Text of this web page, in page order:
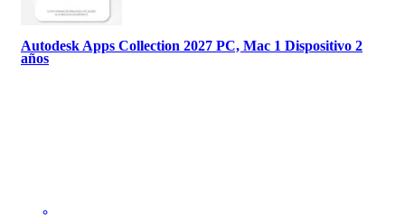
Autodesk Apps Collection 2027 PC, Mac 1 Dispositivo 2
años